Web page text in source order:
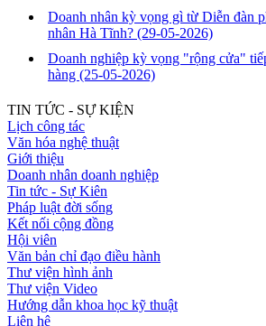
Doanh nhân kỳ vọng gì từ Diễn đàn
nhân Hà Tĩnh? (29-05-2026)
Doanh nghiệp kỳ vọng "rộng cửa"
hàng (25-05-2026)
TIN TỨC - SỰ KIỆN
Lịch công tác
Văn hóa nghệ thuật
Giới thiệu
Doanh nhân doanh nghiệp
Tin tức - Sự Kiên
Pháp luật đời sống
Kết nối cộng đồng
Hội viên
Văn bản chỉ đạo điều hành
Thư viện hình ảnh
Thư viện Video
Hướng dẫn khoa học kỹ thuật
Liên hệ